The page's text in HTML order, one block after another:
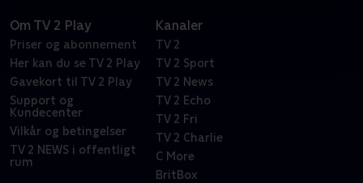
Om TV 2 Play
Priser og abonnement
Her kan du se TV 2 Play
Gavekort til TV 2 Play
Support og
Kundecenter
Vilkår og betingelser
TV 2 NEWS i offentligt
rum
Kanaler
TV 2
TV 2 Sport
TV 2 News
TV 2 Echo
TV 2 Fri
TV 2 Charlie
C More
BritBox